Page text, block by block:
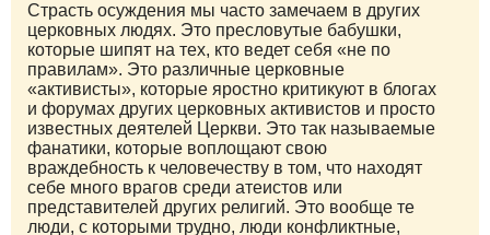
Страсть осуждения мы часто замечаем в других
церковных людях. Это пресловутые бабушки,
которые шипят на тех, кто ведет себя «не по
правилам». Это различные церковные
«активисты», которые яростно критикуют в блогах
и форумах других церковных активистов и просто
известных деятелей Церкви. Это так называемые
фанатики, которые воплощают свою
враждебность к человечеству в том, что находят
себе много врагов среди атеистов или
представителей других религий. Это вообще те
люди, с которыми трудно, люди конфликтные,